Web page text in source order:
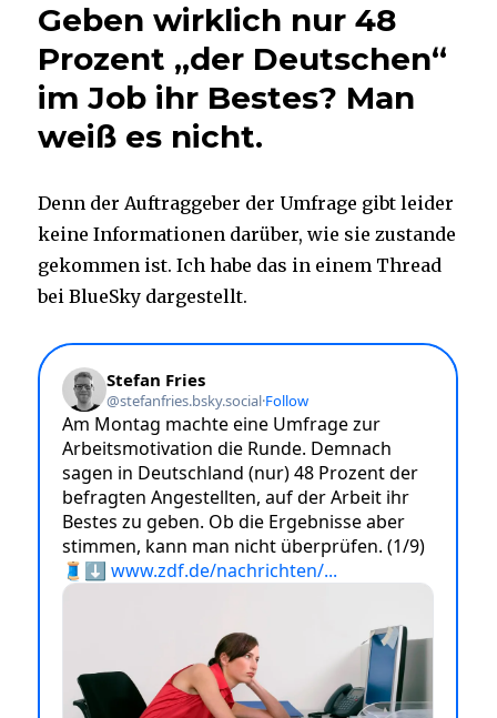
Geben wirklich nur 48
Prozent „der Deutschen“
im Job ihr Bestes? Man
weiß es nicht.
Denn der Auftraggeber der Umfrage gibt leider
keine Informationen darüber, wie sie zustande
gekommen ist. Ich habe das in einem Thread
bei BlueSky dargestellt.